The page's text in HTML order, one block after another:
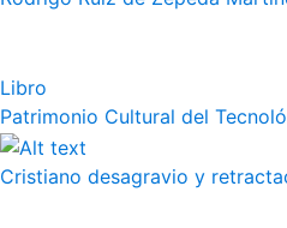
Libro
Patrimonio Cultural del
Cristiano desagravio y